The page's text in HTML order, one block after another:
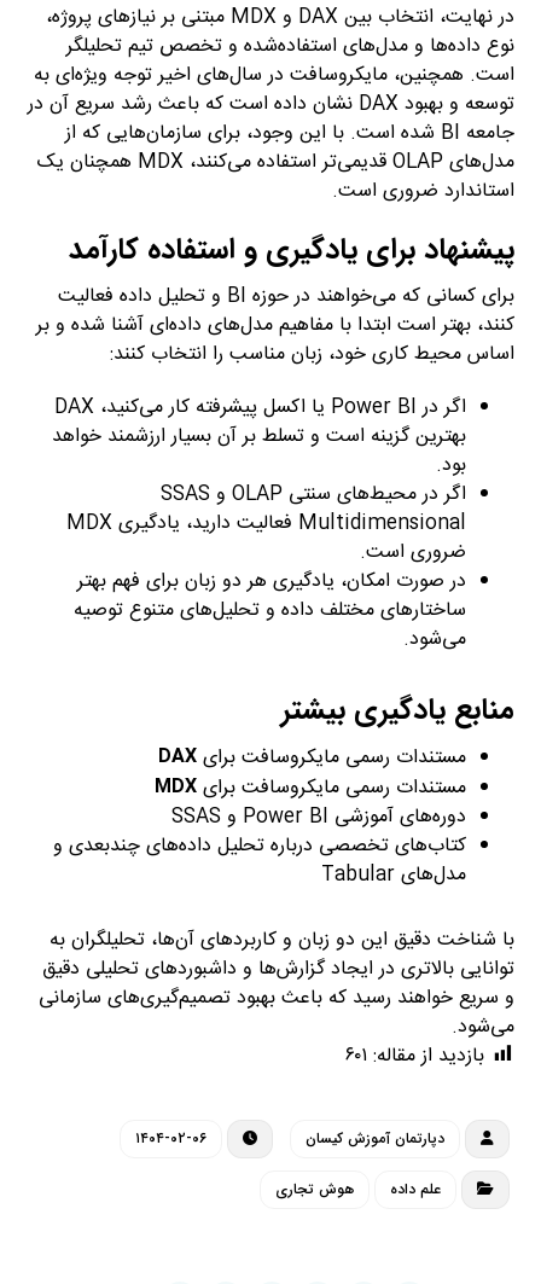
در نهایت، انتخاب بین DAX و MDX مبتنی بر نیازهای پروژه،
نوع داده‌ها و مدل‌های استفاده‌شده و تخصص تیم تحلیلگر
است. همچنین، مایکروسافت در سال‌های اخیر توجه ویژه‌ای به
توسعه و بهبود DAX نشان داده است که باعث رشد سریع آن در
جامعه BI شده است. با این وجود، برای سازمان‌هایی که از
مدل‌های OLAP قدیمی‌تر استفاده می‌کنند، MDX همچنان یک
استاندارد ضروری است.
پیشنهاد برای یادگیری و استفاده کارآمد
برای کسانی که می‌خواهند در حوزه BI و تحلیل داده فعالیت
کنند، بهتر است ابتدا با مفاهیم مدل‌های داده‌ای آشنا شده و بر
اساس محیط کاری خود، زبان مناسب را انتخاب کنند:
اگر در Power BI یا اکسل پیشرفته کار می‌کنید، DAX
بهترین گزینه است و تسلط بر آن بسیار ارزشمند خواهد
بود.
اگر در محیط‌های سنتی OLAP و SSAS
Multidimensional فعالیت دارید، یادگیری MDX
ضروری است.
در صورت امکان، یادگیری هر دو زبان برای فهم بهتر
ساختارهای مختلف داده و تحلیل‌های متنوع توصیه
می‌شود.
منابع یادگیری بیشتر
مستندات رسمی مایکروسافت برایDAX
مستندات رسمی مایکروسافت برایMDX
دوره‌های آموزشی Power BI و SSAS
کتاب‌های تخصصی درباره تحلیل داده‌های چندبعدی و
مدل‌های Tabular
با شناخت دقیق این دو زبان و کاربردهای آن‌ها، تحلیلگران به
توانایی بالاتری در ایجاد گزارش‌ها و داشبوردهای تحلیلی دقیق
و سریع خواهند رسید که باعث بهبود تصمیم‌گیری‌های سازمانی
می‌شود.
بازدید از مقاله: ۶۰۱
دپارتمان آموزش کیسان ۱۴۰۴-۰۲-۰۶
علم داده هوش تجاری